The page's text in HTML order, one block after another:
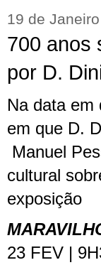
19 de
700 anos
por D.
Na data em
em que D.
Manuel
cultural
exposição
23 FEV |